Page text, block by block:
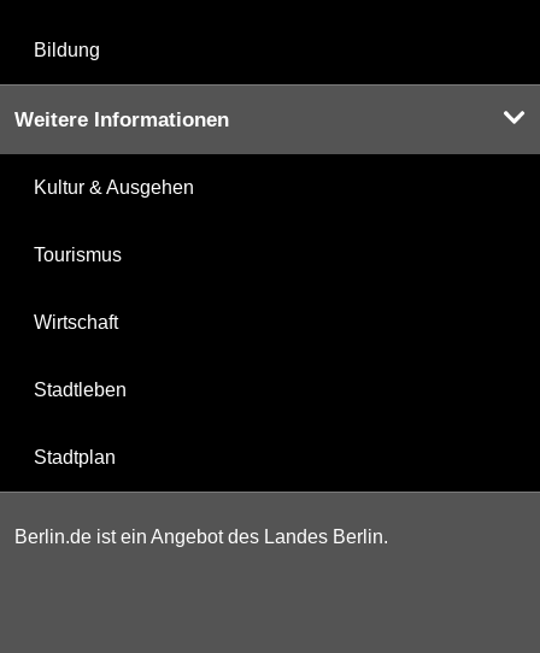
Bildung
Weitere Informationen
Kultur & Ausgehen
Tourismus
Wirtschaft
Stadtleben
Stadtplan
Berlin.de ist ein Angebot des Landes Berlin.